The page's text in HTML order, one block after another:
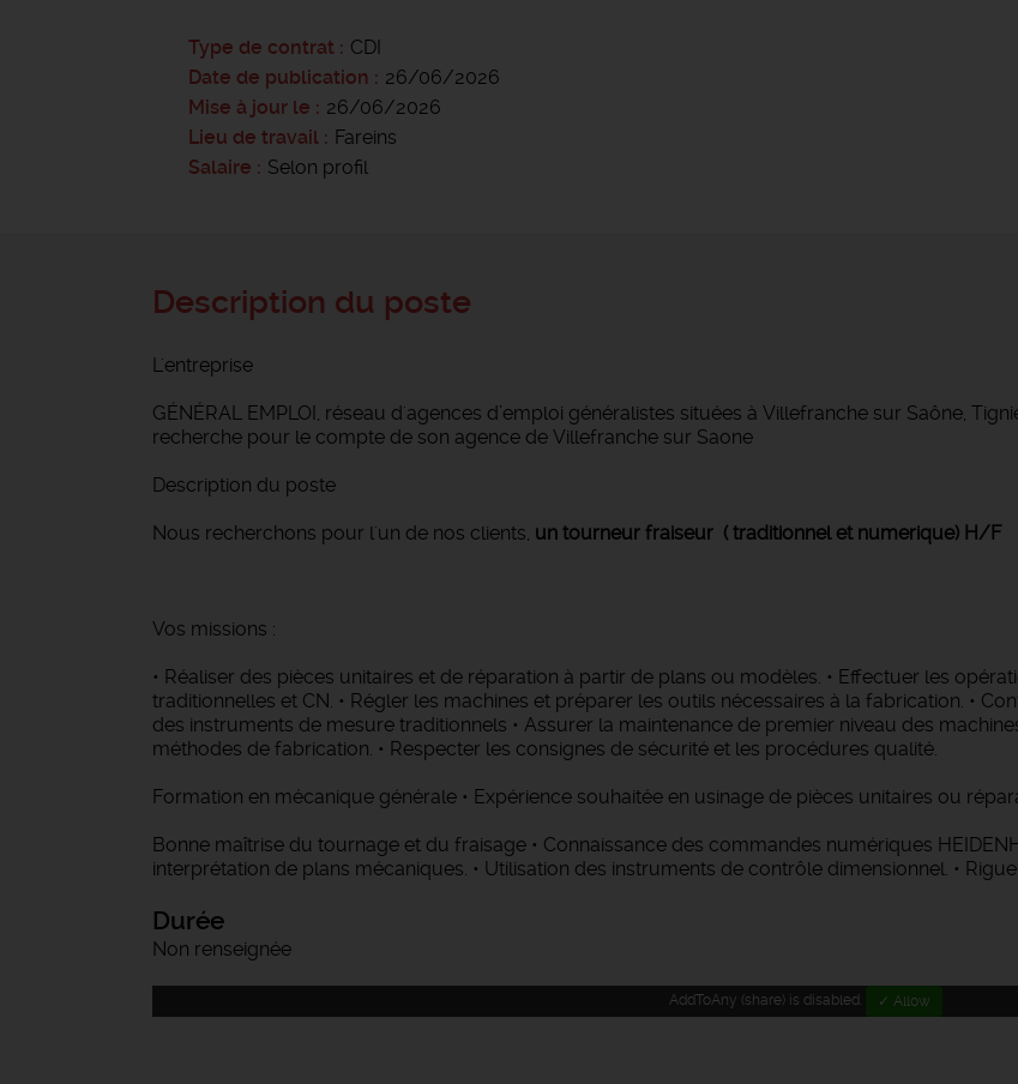
Type de contrat
CDI
Date de publication
26/06/2026
Mise à jour le
26/06/2026
Lieu de travail
Fareins
Salaire
Selon profil
Description du poste
L'entreprise
GÉNÉRAL EMPLOI, réseau d'agences d’emploi généralistes situées à Villefranche sur Saône,
recherche pour le compte de son agence de Villefranche sur Saone
Description du poste
Nous recherchons pour l'un de nos clients, un tourneur fraiseur ( traditionnel et numerique) H/F
Vos missions :
• Réaliser des pièces unitaires et de réparation à partir de plans ou modèles. • Effectuer les
traditionnelles et CN. • Régler les machines et préparer les outils nécessaires à la fabrication. •
des instruments de mesure traditionnels • Assurer la maintenance de premier niveau des
méthodes de fabrication. • Respecter les consignes de sécurité et les procédures qualité.
Formation en mécanique générale • Expérience souhaitée en usinage de pièces unitaires ou
Bonne maîtrise du tournage et du fraisage • Connaissance des commandes numériques
interprétation de plans mécaniques. • Utilisation des instruments de contrôle dimensionnel. •
Durée
Non renseignée
AddToAny (share) is disabled. ✓ Allow